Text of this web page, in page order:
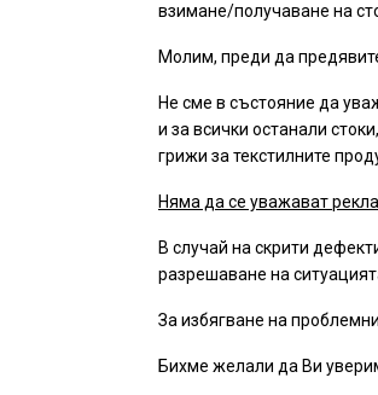
взимане/получаване на
Молим, преди да
Не сме в състояние да
и за всички останали
грижи за текстилните
Няма да се уважават
В случай на скрити
разрешаване на
За избягване на
Бихме желали да Ви